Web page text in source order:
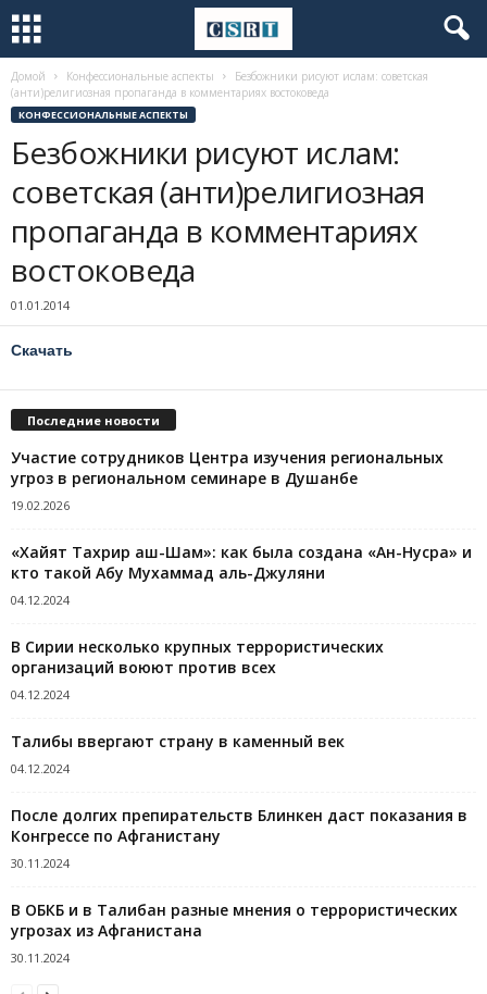
Домой Конфессиональные аспекты
Безбожники рисуют ислам: советская
(анти)религиозная пропаганда в комментариях востоковеда
КОНФЕССИОНАЛЬНЫЕ АСПЕКТЫ
Безбожники рисуют ислам:
советская (анти)религиозная
пропаганда в комментариях
востоковеда
01.01.2014
Скачать
Последние новости
Участие сотрудников Центра изучения региональных
угроз в региональном семинаре в Душанбе
19.02.2026
«Хайят Тахрир аш-Шам»: как была создана «Ан-Нусра» и
кто такой Абу Мухаммад аль-Джуляни
04.12.2024
В Сирии несколько крупных террористических
организаций воюют против всех
04.12.2024
Талибы ввергают страну в каменный век
04.12.2024
После долгих препирательств Блинкен даст показания в
Конгрессе по Афганистану
30.11.2024
В ОБКБ и в Талибан разные мнения о террористических
угрозах из Афганистана
30.11.2024